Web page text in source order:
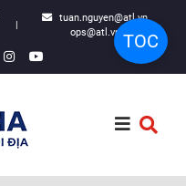
|
tuan.nguyen@atl.vn,
ops@atl.vn TOC